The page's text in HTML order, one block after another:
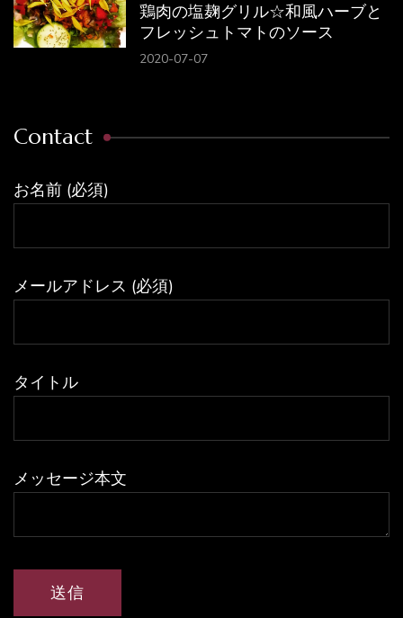
鶏肉の塩麹グリル☆和風ハーブと
フレッシュトマトのソース
2020-07-07
Contact
お名前 (必須)
メールアドレス (必須)
タイトル
メッセージ本文